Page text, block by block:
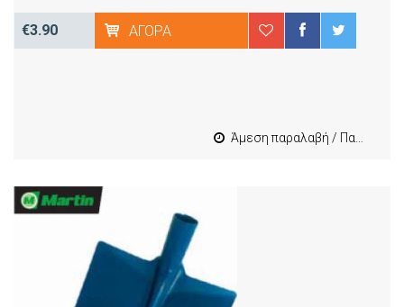
€3.90 ΑΓΟΡΆ
Άμεση παραλαβή / Παράδοση 1-3 εργασιμες